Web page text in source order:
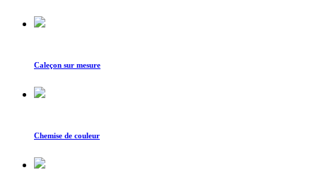
Caleçon sur mesure
Chemise de couleur